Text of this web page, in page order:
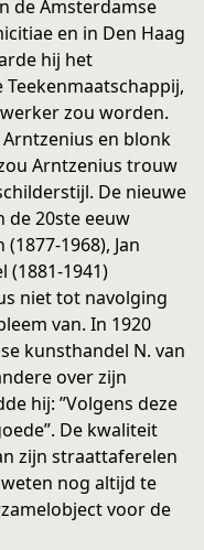
de Amsterdamse
en in Den Haag
hij het
zou worden.
en blonk
Arntzenius trouw
De nieuwe
de 20ste eeuw
1968), Jan
(1881-1941)
niet tot navolging
van. In 1920
kunsthandel N. van
over zijn
hij: ”Volgens deze
De kwaliteit
zijn straattaferelen
nog altijd te
voor de